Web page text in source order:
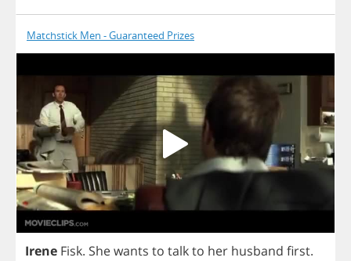
Matchstick Men - Guaranteed Prizes
Irene Fisk. Shewants to talkto her husband first.